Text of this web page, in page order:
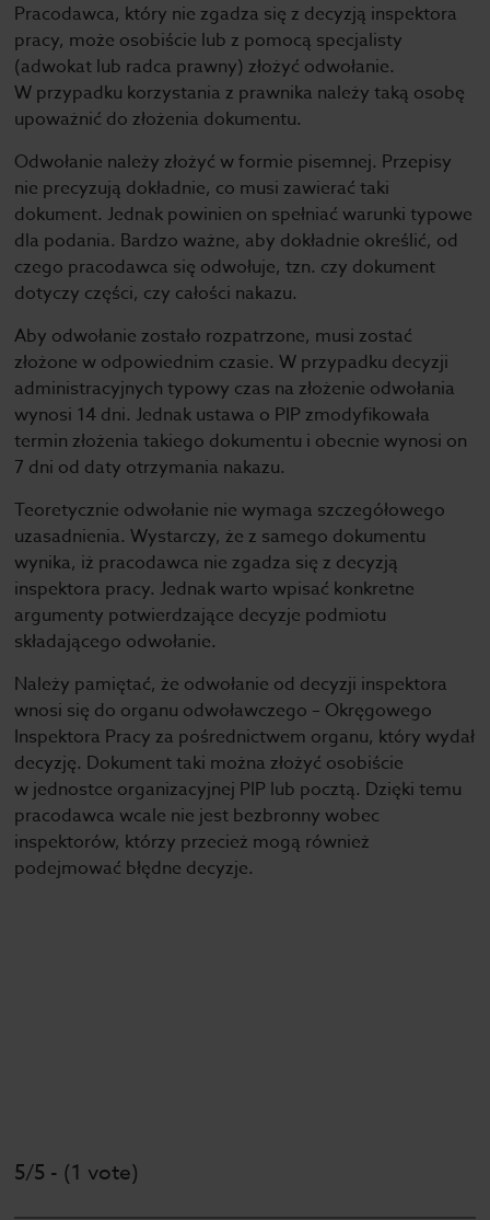
Pracodawca, który nie zgadza się z decyzją inspektora
pracy, może osobiście lub z pomocą specjalisty
(adwokat lub radca prawny) złożyć odwołanie.
W przypadku korzystania z prawnika należy taką osobę
upoważnić do złożenia dokumentu.
Odwołanie należy złożyć w formie pisemnej. Przepisy
nie precyzują dokładnie, co musi zawierać taki
dokument. Jednak powinien on spełniać warunki typowe
dla podania. Bardzo ważne, aby dokładnie określić, od
czego pracodawca się odwołuje, tzn. czy dokument
dotyczy części, czy całości nakazu.
Aby odwołanie zostało rozpatrzone, musi zostać
złożone w odpowiednim czasie. W przypadku decyzji
administracyjnych typowy czas na złożenie odwołania
wynosi 14 dni. Jednak ustawa o PIP zmodyfikowała
termin złożenia takiego dokumentu i obecnie wynosi on
7 dni od daty otrzymania nakazu.
Teoretycznie odwołanie nie wymaga szczegółowego
uzasadnienia. Wystarczy, że z samego dokumentu
wynika, iż pracodawca nie zgadza się z decyzją
inspektora pracy. Jednak warto wpisać konkretne
argumenty potwierdzające decyzje podmiotu
składającego odwołanie.
Należy pamiętać, że odwołanie od decyzji inspektora
wnosi się do organu odwoławczego – Okręgowego
Inspektora Pracy za pośrednictwem organu, który wydał
decyzję. Dokument taki można złożyć osobiście
w jednostce organizacyjnej PIP lub pocztą. Dzięki temu
pracodawca wcale nie jest bezbronny wobec
inspektorów, którzy przecież mogą również
podejmować błędne decyzje.
5/5 - (1 vote)